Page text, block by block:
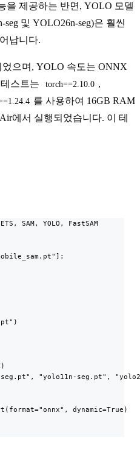
을 제공하는 반면, YOLO 모델
및 YOLO26n-seg)은 훨씬
납니다.
었으며, YOLO 속도는 ONNX
스트는
torch==2.10.0 ,
를 사용하여 16GB RAM
에서 실행되었습니다. 이 테
SAM, YOLO, FastSAM
"yolo11n-seg.pt",
dynamic=True)